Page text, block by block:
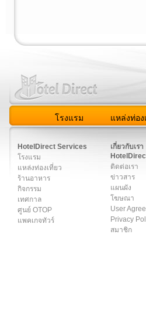
โรงแรม แหล่งท่อง
HotelDirect Services
โรงแรม
แหล่งท่องเที่ยว
ร้านอาหาร
กิจกรรม
เทศกาล
ศูนย์ OTOP
แพคเกจทัวร์
เกี่ยวกับเรา
ติดต่อเรา
ข่าวสาร
แผนผัง
โฆษณา
User
Privacy
สมาชิก